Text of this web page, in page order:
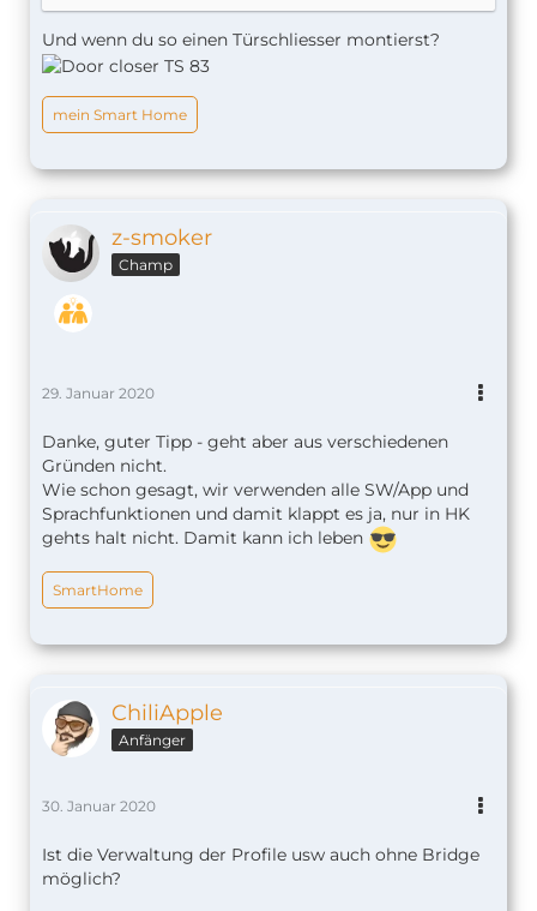
Und wenn du so einen Türschliesser montierst?
mein Smart Home
z-smoker
Champ
29. Januar 2020
Danke, guter Tipp - geht aber aus verschiedenen
Gründen nicht.
Wie schon gesagt, wir verwenden alle SW/App und
Sprachfunktionen und damit klappt es ja, nur in HK
gehts halt nicht. Damit kann ich leben
SmartHome
ChiliApple
Anfänger
30. Januar 2020
Ist die Verwaltung der Profile usw auch ohne Bridge
möglich?